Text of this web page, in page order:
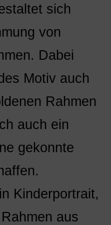
sich
von
Dabei
Motiv auch
Rahmen
auch ein
gekonnte
Kinderportrait,
aus